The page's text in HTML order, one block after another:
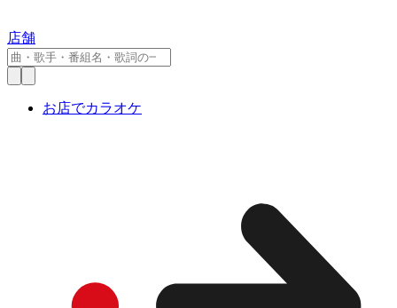
店舗
お店でカラオケ